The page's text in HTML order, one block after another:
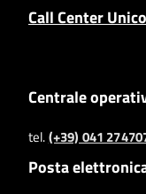
Call Center Unico
Centrale
tel.(+39) 041
Posta